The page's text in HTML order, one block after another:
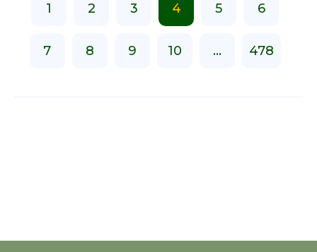
1 2 3 4 5 6
7 8 9 10 ... 478